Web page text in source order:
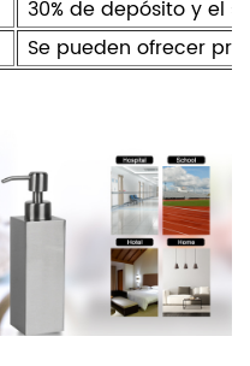
30% de depósito y el
Se pueden ofrecer